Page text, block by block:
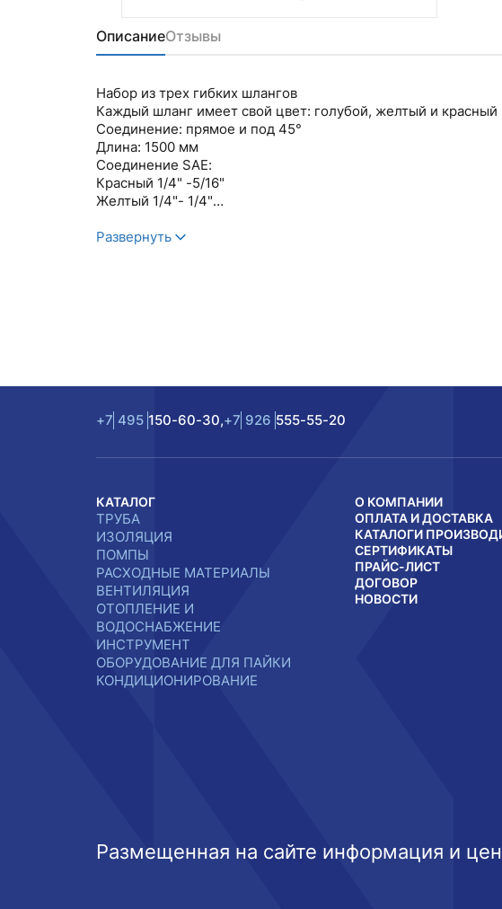
ОписаниеОтзывы
Набор из трех гибких шлангов
Каждый шланг имеет свой цвет: голубой, желтый и красный
Соединение: прямое и под 45°
Длина: 1500 мм
Соединение SAE:
Красный 1/4" -5/16"
Желтый 1/4"- 1/4"
Рабочее давление: 800psi
Развернуть
+7 495 150-60-30,+7 926 555-55-20
КАТАЛОГ
ТРУБА
ИЗОЛЯЦИЯ
ПОМПЫ
РАСХОДНЫЕ МАТЕРИАЛЫ
ВЕНТИЛЯЦИЯ
ОТОПЛЕНИЕ И
ВОДОСНАБЖЕНИЕ
ИНСТРУМЕНТ
ОБОРУДОВАНИЕ ДЛЯ ПАЙКИ
КОНДИЦИОНИРОВАНИЕ
О КОМПАНИИ
ОПЛАТА И ДОСТАВКА
КАТАЛОГИ
СЕРТИФИКАТЫ
ПРАЙС-ЛИСТ
ДОГОВОР
НОВОСТИ
Размещенная на сайте информация и